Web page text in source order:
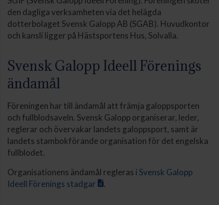
den dagliga verksamheten via det helägda
dotterbolaget Svensk Galopp AB (SGAB). Huvudkontor
och kansli ligger på Hästsportens Hus, Solvalla.
Svensk Galopp Ideell Förenings
ändamål
Föreningen har till ändamål att främja galoppsporten
och fullblodsaveln. Svensk Galopp organiserar, leder,
reglerar och övervakar landets galoppsport, samt är
landets stambokförande organisation för det engelska
fullblodet.
Organisationens ändamål regleras i Svensk Galopp
Ideell Förenings stadgar
.